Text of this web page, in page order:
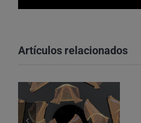
Artículos relacionados